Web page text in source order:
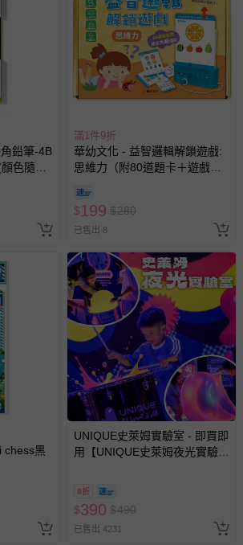
衣物（嬰幼兒包巾與背巾、包屁衣、學習
）。
產品（奶嘴、奶瓶、擠乳器、哺乳衣、托腹
搖椅等）。
裝商品封口處已貼上「不可拆封」，或具警
貼紙、封條者。
流程，可詳見：退換貨 & 退款問題
供的運送僅限台灣本島。如您位於離島地
配送，或須依據商品需加收離島運費。廠商
的權利。離島、偏遠地區、樓層親送等加價
加收。
日期，可於訂單個人資料內的查詢訂單內，
為主。
請依正常流程檢查是否完好，若商品遇瑕疵
更換新品或退貨，請見：退貨的辦理流程。
號、商品訂購與資訊、購物流程、付款方
物金的使用、退貨及商品運送方式等有疑
媽咪愛客服中心 。
海外同步代購，遇缺貨即會通知媽咪並協
組合」等錯誤原因，導致無法安排出貨，
通知訂單取消事宜，並將提供適當補
鉛筆-4B
色隨
滿1件9折
華幼文化 - 益智邏輯解鎖遊戲:
思維力（附80道題卡＋遊戲鑰
$199 $280
已售出 8
chess黑
UNIQUE史萊姆實驗室 - 即買即
用【UNIQUE史萊姆夜光實驗室
訂單編號兌換，逾期作廢) (大
人小孩均一價(3歲以上需購票))
8折
$390 $490
已售出 4231